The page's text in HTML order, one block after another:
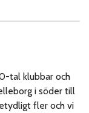
tal klubbar och
i söder till
fler och vi